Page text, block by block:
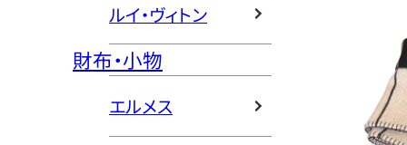
ルイ・ヴィトン
財布・小物
エルメス